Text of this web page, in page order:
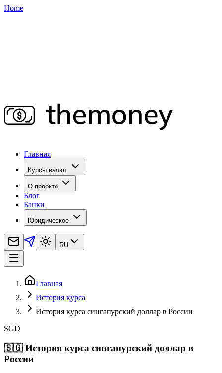
Home
Главная
Курсы валют
О проекте
Блог
Банки
Юридическое
RU
Главная
История курса
История курса сингапурский доллар в России
SGD
🇸🇬 История курса сингапурский доллар в
России